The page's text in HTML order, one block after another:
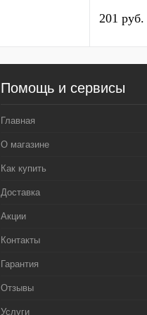
201 руб.
Помощь и сервисы
Главная
О магазине
Как купить
Доставка
Акции
Контакты
Гарантия
Отзывы
Услуги